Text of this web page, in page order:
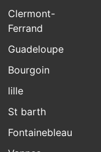
Clermont-
Ferrand
Guadeloupe
Bourgoin
lille
St barth
Fontainebleau